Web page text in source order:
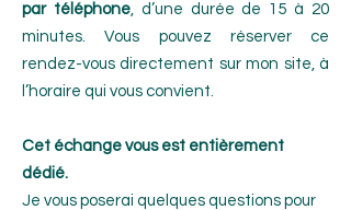
par téléphone, d’une durée de 15 à 20
minutes. Vous pouvez réserver ce
rendez-vous directement sur mon site, à
l’horaire qui vous convient.
Cet échange vous est entièrement
dédié.
Je vous poserai quelques questions pour